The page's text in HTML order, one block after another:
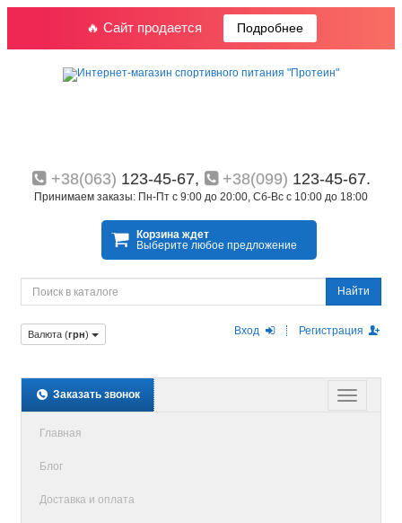
🔥 Сайт продается Подробнее
+38(063) 123-45-67, +38(099) 123-45-67.
Принимаем заказы: Пн-Пт с 9:00 до 20:00, Сб-Вс с 10:00 до 18:00
Корзина ждет
Выберите любое предложение
Найти
Вход Регистрация
Валюта (грн)
Заказать звонок
Главная
Блог
Доставка и оплата